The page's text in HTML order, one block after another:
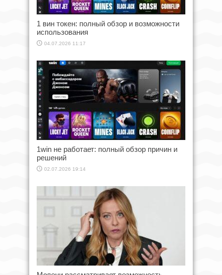
1 вин токен: полный обзор и возможности
использования
04.07.2026 11:17
1win не работает: полный обзор причин и
решений
02.07.2026 19:14